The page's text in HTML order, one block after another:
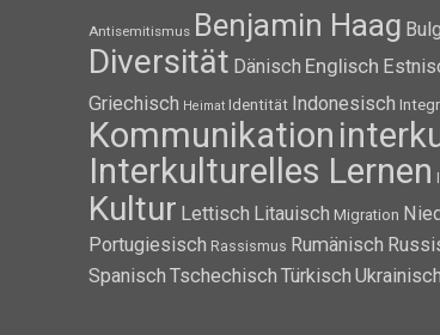
Antisemitismus Benjamin Haag
Diversität Dänisch Englisch
Griechisch Heimat Identität Indonesisch
Kommunikation
Interkulturelles Lernen
Kultur Lettisch Litauisch Migration
Portugiesisch Rassismus Rumänisch
Spanisch Tschechisch Türkisch Ukrainisch